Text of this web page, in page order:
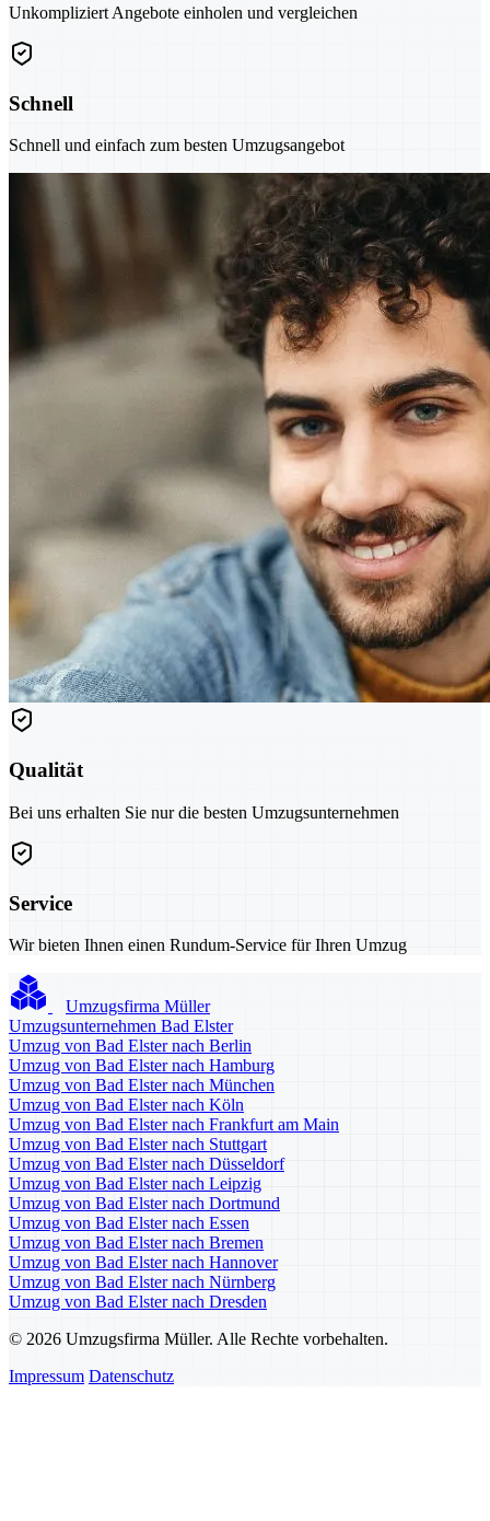
Unkompliziert Angebote einholen und vergleichen
Schnell
Schnell und einfach zum besten Umzugsangebot
Qualität
Bei uns erhalten Sie nur die besten Umzugsunternehmen
Service
Wir bieten Ihnen einen Rundum-Service für Ihren Umzug
Umzugsfirma Müller
Umzugsunternehmen Bad Elster
Umzug von Bad Elster nach Berlin
Umzug von Bad Elster nach Hamburg
Umzug von Bad Elster nach München
Umzug von Bad Elster nach Köln
Umzug von Bad Elster nach Frankfurt am Main
Umzug von Bad Elster nach Stuttgart
Umzug von Bad Elster nach Düsseldorf
Umzug von Bad Elster nach Leipzig
Umzug von Bad Elster nach Dortmund
Umzug von Bad Elster nach Essen
Umzug von Bad Elster nach Bremen
Umzug von Bad Elster nach Hannover
Umzug von Bad Elster nach Nürnberg
Umzug von Bad Elster nach Dresden
© 2026 Umzugsfirma Müller. Alle Rechte vorbehalten.
Impressum Datenschutz